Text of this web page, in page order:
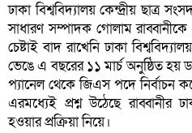
ঢাকা বিশ্ববিদ্যালয় কেন্দ্রীয় ছাত্র
সাধারণ সম্পাদক গোলাম
চেষ্টাই বাদ রাখেনি ঢাকা
ভেঙে এ বছরের ১১ মার্চ অনুষ্ঠিত হয়
প্যানেল থেকে জিএস পদে নির্বাচন
এরমধ্যেই প্রশ্ন উঠেছে রাব্বানীর
হওয়ার প্রক্রিয়া নিয়ে।